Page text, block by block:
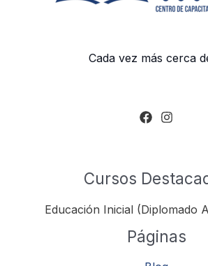
Cada vez más cerca
Cursos
Educación Inicial (Diplomado
Páginas